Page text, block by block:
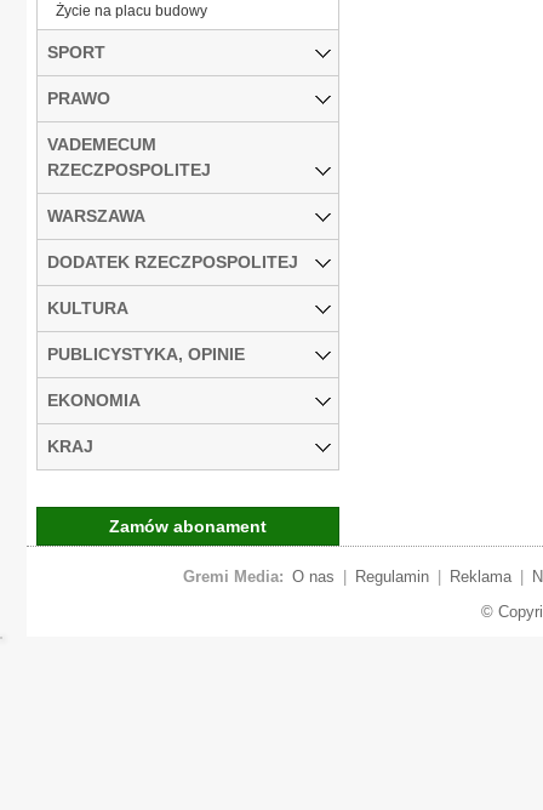
Życie na placu budowy
SPORT
PRAWO
VADEMECUM
RZECZPOSPOLITEJ
WARSZAWA
DODATEK RZECZPOSPOLITEJ
KULTURA
PUBLICYSTYKA, OPINIE
EKONOMIA
KRAJ
Zamów abonament
Gremi Media: O nas Regulamin Reklama
©